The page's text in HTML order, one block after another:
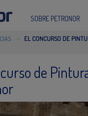
SOBRE PETRONOR
EL CONCURSO DE
de